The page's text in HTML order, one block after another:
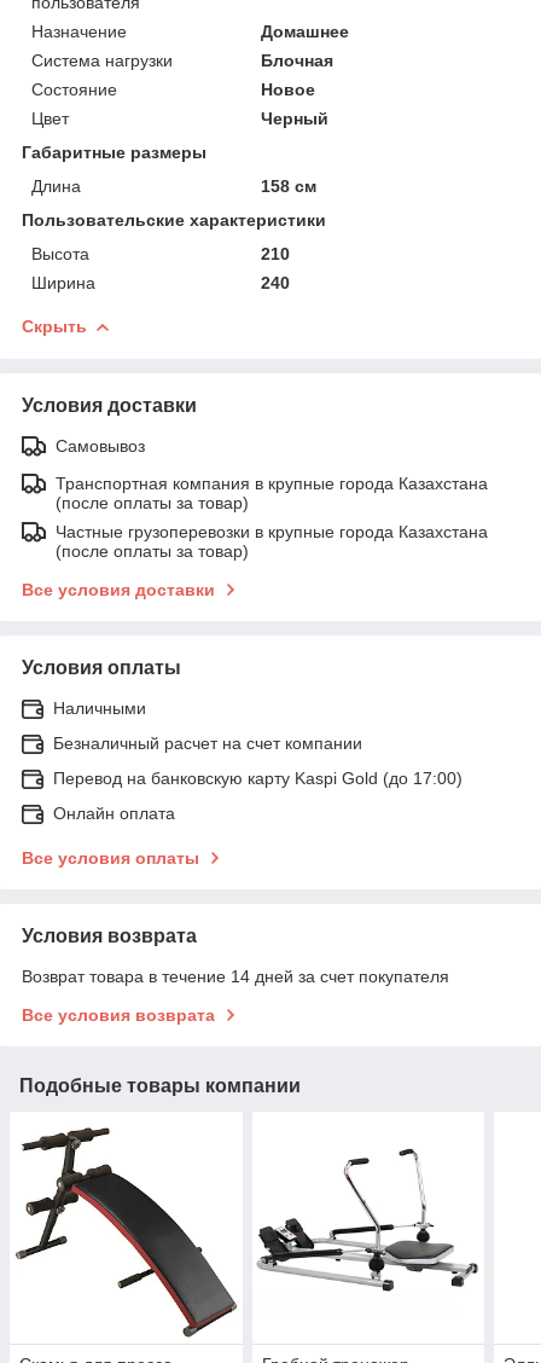
Назначение
Домашнее
Система нагрузки
Блочная
Состояние
Новое
Цвет
Черный
Габаритные размеры
Длина
158 см
Пользовательские характеристики
Высота
210
Ширина
240
Скрыть
Условия доставки
Самовывоз
Транспортная компания в крупные города Казахстана
(после оплаты за товар)
Частные грузоперевозки в крупные города Казахстана
(после оплаты за товар)
Все условия доставки
Условия оплаты
Наличными
Безналичный расчет на счет компании
Перевод на банковскую карту Kaspi Gold (до 17:00)
Онлайн оплата
Все условия оплаты
Условия возврата
Возврат товара в течение 14 дней за счет покупателя
Все условия возврата
Подобные товары компании